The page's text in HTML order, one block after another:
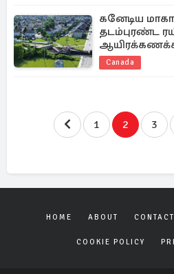
கனேடிய
தடம்புரண்ட
பாதிப்பு
Canada
1 2 3
HOME ABOUT
COOKIE POLICY